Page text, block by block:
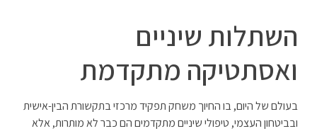
השתלות שיניים
ואסתטיקה מתקדמת
בעולם של היום, בו החיוך משחק תפקיד מרכזי בתקשורת הבין-אישית
ובביטחון העצמי, טיפולי שיניים מתקדמים הם כבר לא מותרות, אלא